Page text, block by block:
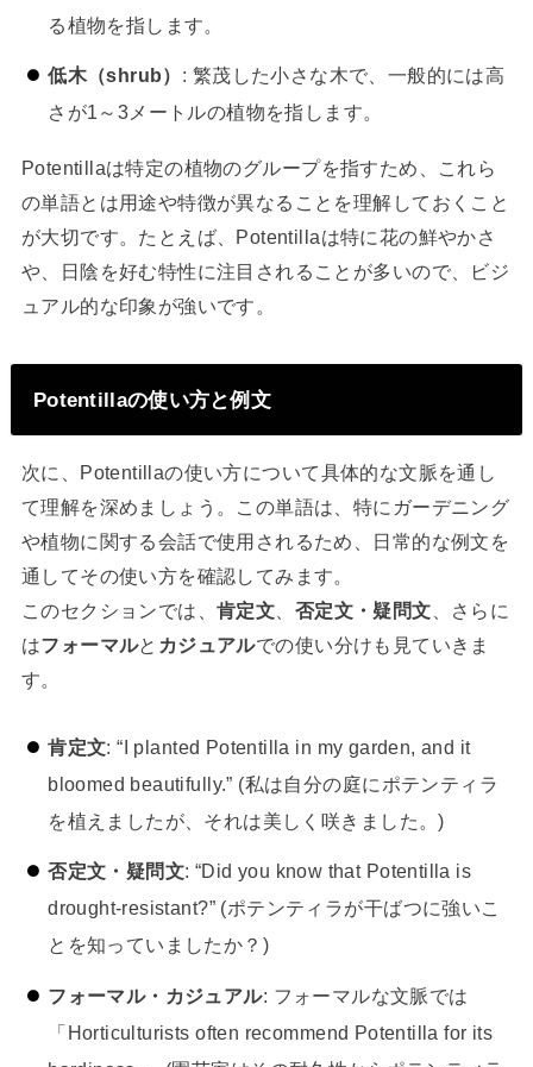
る植物を指します。
低木（shrub） : 繁茂した小さな木で、一般的には高
さが1～3メートルの植物を指します。
Potentillaは特定の植物のグループを指すため、これら
の単語とは用途や特徴が異なることを理解しておくこと
が大切です。たとえば、Potentillaは特に花の鮮やかさ
や、日陰を好む特性に注目されることが多いので、ビジ
ュアル的な印象が強いです。
Potentillaの使い方と例文
次に、Potentillaの使い方について具体的な文脈を通し
て理解を深めましょう。この単語は、特にガーデニング
や植物に関する会話で使用されるため、日常的な例文を
通してその使い方を確認してみます。
このセクションでは、肯定文 否定文・疑問文 、さらに
はフォーマルと カジュアルでの使い分けも見ていきま
す。
肯定文: “I planted Potentilla in my garden, and it
bloomed beautifully.” (私は自分の庭にポテンティラ
を植えましたが、それは美しく咲きました。)
否定文・疑問文: “Did you know that Potentilla is
drought-resistant?” (ポテンティラが干ばつに強いこ
とを知っていましたか？)
フォーマル・カジュアル: フォーマルな文脈では
「Horticulturists often recommend Potentilla for its